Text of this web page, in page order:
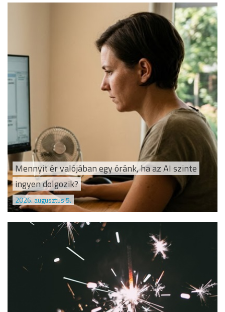
Mennyit ér valójában egy óránk, ha az AI szinte
ingyen dolgozik?
2026. augusztus 5.